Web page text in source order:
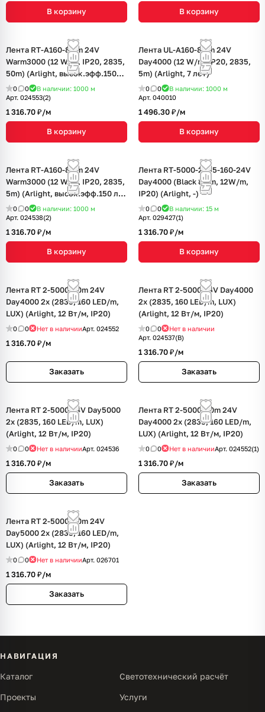
В корзину В корзину
Лента RT-A160-8mm 24V
Warm3000 (12 W/m, IP20, 2835,
50m) (Arlight, высок.эфф.150
лм/Вт)
0 0 В наличии: 1000 м
Арт. 024553(2)
1 316.70 ₽/м
В корзину
Лента UL-A160-8mm 24V
Day4000 (12 W/m, IP20, 2835,
5m) (Arlight, 7 лет)
0 0 В наличии: 1000 м
Арт. 040010
1 496.30 ₽/м
В корзину
Лента RT-A160-8mm 24V
Warm3000 (12 W/m, IP20, 2835,
5m) (Arlight, высок.эфф.150 лм/
Вт)
0 0 В наличии: 1000 м
Арт. 024538(2)
1 316.70 ₽/м
В корзину
Лента RT-5000-2835-160-24V
Day4000 (Black 8mm, 12W/m,
IP20) (Arlight, -)
0 0 В наличии: 15 м
Арт. 029427(1)
1 316.70 ₽/м
В корзину
Лента RT 2-5000-50m 24V
Day4000 2x (2835, 160 LED/m,
LUX) (Arlight, 12 Вт/м, IP20)
0 0 Нет в наличииАрт. 024552
1 316.70 ₽/м
Заказать
Лента RT 2-5000 24V Day4000
2x (2835, 160 LED/m, LUX)
(Arlight, 12 Вт/м, IP20)
0 0
Нет в наличии
Арт. 024537(B)
1 316.70 ₽/м
Заказать
Лента RT 2-5000 24V Day5000
2x (2835, 160 LED/m, LUX)
(Arlight, 12 Вт/м, IP20)
0 0 Нет в наличииАрт. 024536
1 316.70 ₽/м
Заказать
Лента RT 2-5000-50m 24V
Day4000 2x (2835, 160 LED/m,
LUX) (Arlight, 12 Вт/м, IP20)
0 0 Нет в наличииАрт. 024552(1)
1 316.70 ₽/м
Заказать
Лента RT 2-5000-50m 24V
Day5000 2x (2835, 160 LED/m,
LUX) (Arlight, 12 Вт/м, IP20)
0 0 Нет в наличииАрт. 026701
1 316.70 ₽/м
Заказать
НАВИГАЦИЯ
Каталог Светотехнический расчёт
Проекты Услуги